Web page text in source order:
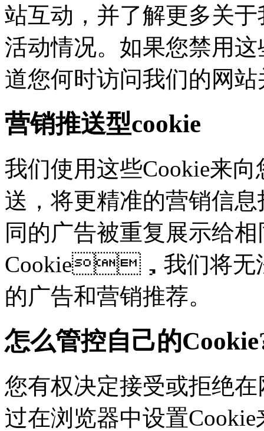
站互动，并了解更多
活动情况。如果您禁用
道您何时访问我们的网
营销推送型cookie
我们使用这些Cookie来向
送，将更精准的营销信
同的广告被重复展示给
Cookie，我们将无
的广告和营销推荐。
怎么管控自己的
您有权决定接受或拒绝
过在浏览器中设置